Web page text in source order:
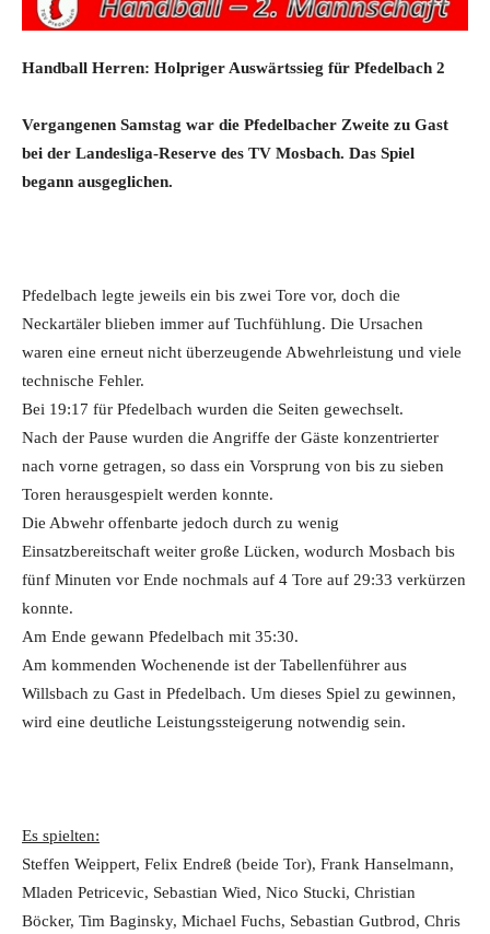
Handball Herren: Holpriger Auswärtssieg für Pfedelbach 2
Vergangenen Samstag war die Pfedelbacher Zweite zu Gast
bei der Landesliga-Reserve des TV Mosbach. Das Spiel
begann ausgeglichen.
Pfedelbach legte jeweils ein bis zwei Tore vor, doch die
Neckartäler blieben immer auf Tuchfühlung. Die Ursachen
waren eine erneut nicht überzeugende Abwehrleistung und viele
technische Fehler.
Bei 19:17 für Pfedelbach wurden die Seiten gewechselt.
Nach der Pause wurden die Angriffe der Gäste konzentrierter
nach vorne getragen, so dass ein Vorsprung von bis zu sieben
Toren herausgespielt werden konnte.
Die Abwehr offenbarte jedoch durch zu wenig
Einsatzbereitschaft weiter große Lücken, wodurch Mosbach bis
fünf Minuten vor Ende nochmals auf 4 Tore auf 29:33 verkürzen
konnte.
Am Ende gewann Pfedelbach mit 35:30.
Am kommenden Wochenende ist der Tabellenführer aus
Willsbach zu Gast in Pfedelbach. Um dieses Spiel zu gewinnen,
wird eine deutliche Leistungssteigerung notwendig sein.
Es spielten:
Steffen Weippert, Felix Endreß (beide Tor), Frank Hanselmann,
Mladen Petricevic, Sebastian Wied, Nico Stucki, Christian
Böcker, Tim Baginsky, Michael Fuchs, Sebastian Gutbrod, Chris